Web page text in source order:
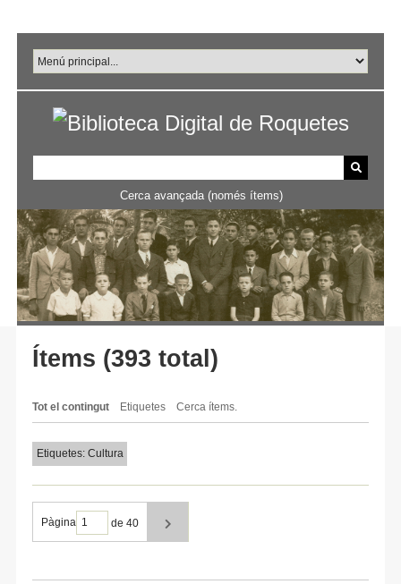
principal
Cerca avançada (només ítems)
Ítems (393 total)
Tot el contingut Etiquetes Cerca ítems.
Etiquetes: Cultura
Pàgina de 40